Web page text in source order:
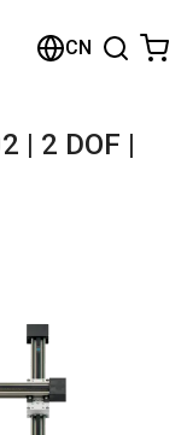
CN
| 2 DOF |